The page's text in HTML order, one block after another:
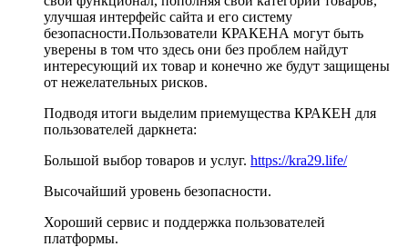
улучшая интерфейс сайта и его систему
безопасности.Пользователи КРАКЕНА могут быть
уверены в том что здесь они без проблем найдут
интересующий их товар и конечно же будут защищены
от нежелательных рисков.
Подводя итоги выделим приемущества КРАКЕН для
пользователей даркнета:
Большой выбор товаров и услуг. https://kra29.life/
Высочайший уровень безопасности.
Хороший сервис и поддержка пользователей
платформы.